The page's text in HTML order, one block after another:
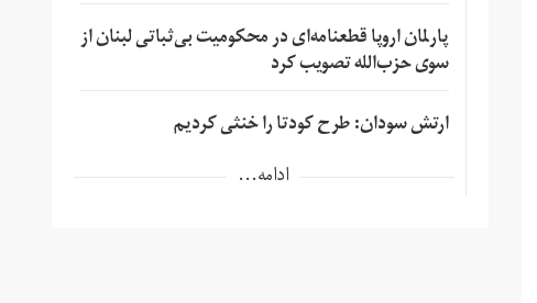
پارلمان اروپا قطعنامه‌ای در محکومیت بی‌ثباتی لبنان از
سوی حزب‌الله تصویب کرد
ارتش سودان: طرح کودتا را خنثی کردیم
ادامه...